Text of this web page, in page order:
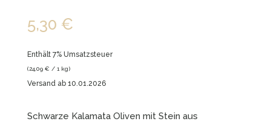
5,30 €
Enthält 7% Umsatzsteuer
(24,09 € / 1 kg)
Versand ab 10.01.2026
Schwarze Kalamata Oliven mit Stein aus